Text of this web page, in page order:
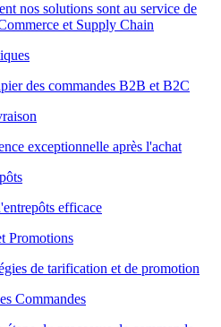
nos solutions sont au service de
et Supply Chain
des commandes B2B et B2C
exceptionnelle après l'achat
efficace
Promotions
de tarification et de promotion
Commandes